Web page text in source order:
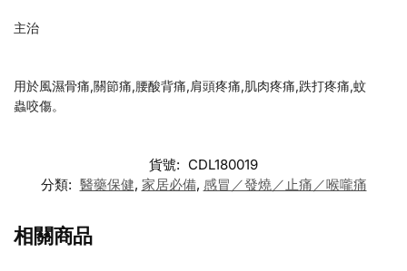
主治
用於風濕骨痛,關節痛,腰酸背痛,肩頭疼痛,肌肉疼痛,跌打疼痛,蚊
蟲咬傷。
貨號: CDL180019
分類: 醫藥保健, 家居必備, 感冒／發燒／止痛／喉嚨痛
相關商品